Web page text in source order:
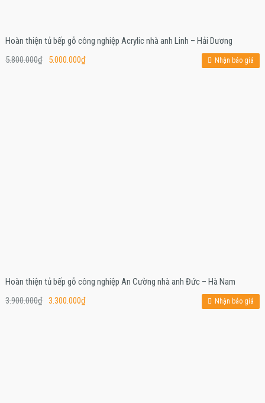
Hoàn thiện tủ bếp gỗ công nghiệp Acrylic nhà anh Linh – Hải Dương
5.800.000₫ 5.000.000₫ Nhận báo giá
Hoàn thiện tủ bếp gỗ công nghiệp An Cường nhà anh Đức – Hà Nam
3.900.000₫ 3.300.000₫ Nhận báo giá